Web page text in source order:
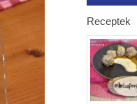
Receptek